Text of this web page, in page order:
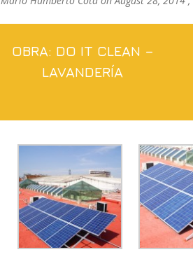
OBRA: DO IT CLEAN –
LAVANDERÍA